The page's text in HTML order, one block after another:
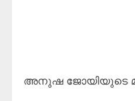
അനുഷ ജോയിയുടെ